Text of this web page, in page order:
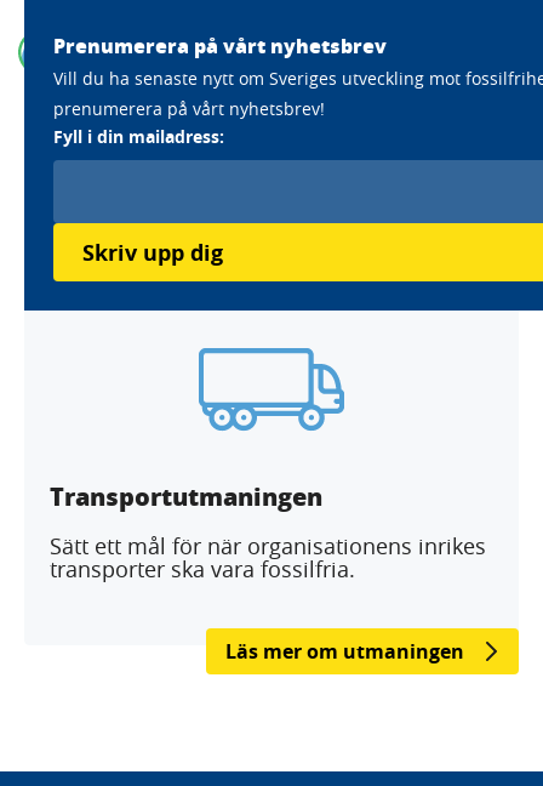
Home Aktörer Certex Svenska AB
Certex Svenska AB
Endast med i utmaning
Transportutmaningen
Sätt ett mål för när organisationens inrikes
transporter ska vara fossilfria.
Läs mer om utmaningen
Prenumerera på vårt nyhetsbrev
Vill du ha senaste nytt om Sveriges utveckling mot
prenumerera på vårt nyhetsbrev!
Fyll i din mailadress:
Skriv upp dig